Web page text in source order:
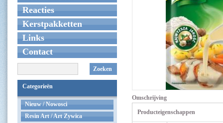
Reacties
Kerstpakketten
Links
Contact
Zoeken
Categorieën
Nieuw / Nowosci
Resin Art / Art Zywica
Omschrijving
Producteigenschappen